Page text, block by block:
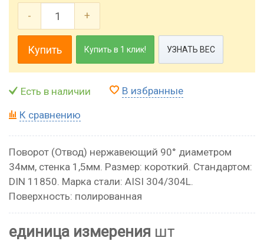
- +
Купить Купить в 1 клик! УЗНАТЬ ВЕС
Есть в наличии В избранные
К сравнению
Поворот (Отвод) нержавеющий 90° диаметром
34мм, стенка 1,5мм. Размер: короткий. Стандартом:
DIN 11850. Марка стали: AISI 304/304L.
Поверхность: полированная
единица измерения шт